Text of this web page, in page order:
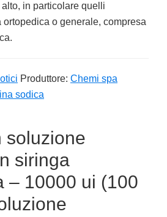
in particolare quelli
o generale, compresa
Produttore: Chemi spa
sodica
soluzione
siringa
– 10000 ui (100